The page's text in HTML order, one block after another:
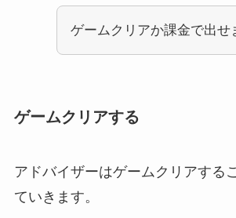
ゲームクリアか課金で出せ
ゲームクリアする
アドバイザーはゲームクリアする
ていきます。